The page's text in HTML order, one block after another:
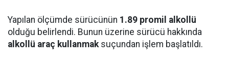
Yapılan ölçümde sürücünün 1.89 promil alkollü
olduğu belirlendi. Bunun üzerine sürücü hakkında
alkollü araç kullanmaksuçundan işlem başlatıldı.